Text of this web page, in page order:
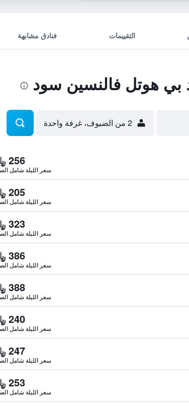
التقييمات فنادق مشابهة
هوتل فالنسين سود
2 من الضيوف، غرفة واحدة
256 ﷼
سعر الليلة شامل
205 ﷼
سعر الليلة شامل
323 ﷼
سعر الليلة شامل
386 ﷼
سعر الليلة شامل
388 ﷼
سعر الليلة شامل
240 ﷼
سعر الليلة شامل
247 ﷼
سعر الليلة شامل
253 ﷼
سعر الليلة شامل